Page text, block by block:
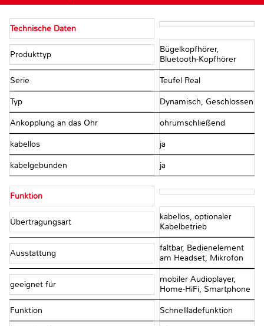
Technische Daten
Produkttyp
Bügelkopfhörer,
Bluetooth-Kopfhörer
Serie Teufel Real
Typ Dynamisch, Geschlossen
Ankopplung an das Ohr ohrumschließend
kabellos ja
kabelgebunden ja
Funktion
Übertragungsart
kabellos, optionaler
Kabelbetrieb
Ausstattung
faltbar, Bedienelement
am Headset, Mikrofon
geeignet für
mobiler Audioplayer,
Home-HiFi, Smartphone
Funktion Schnellladefunktion